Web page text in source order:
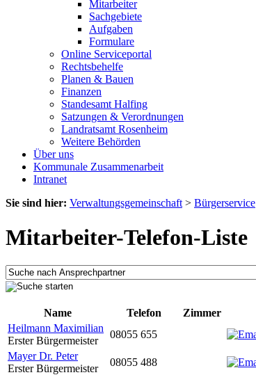
Mitarbeiter
Sachgebiete
Aufgaben
Formulare
Online Serviceportal
Rechtsbehelfe
Planen & Bauen
Finanzen
Standesamt Halfing
Satzungen & Verordnungen
Landratsamt Rosenheim
Weitere Behörden
Über uns
Kommunale Zusammenarbeit
Intranet
Sie sind hier: Verwaltungsgemeinschaft > Bürgerservice
Mitarbeiter-Telefon-Liste
Name
Telefon Zimmer
Heilmann Maximilian
Erster Bürgermeister
08055 655
Mayer Dr. Peter
Erster Bürgermeister
08055 488